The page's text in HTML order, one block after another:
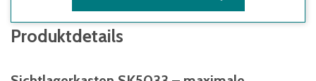
Produktdetails